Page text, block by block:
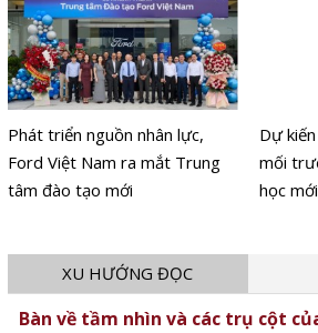
Phát triển nguồn nhân lực,
Ford Việt Nam ra mắt Trung
tâm đào tạo mới
Dự
mối
học mới
XU HƯỚNG ĐỌC
Bàn về tầm nhìn và các trụ cột